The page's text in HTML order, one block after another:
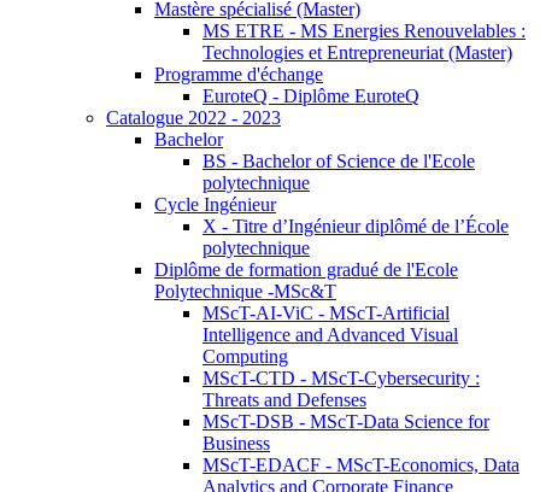
Mastère spécialisé (Master)
MS ETRE - MS Energies Renouvelables :
Technologies et Entrepreneuriat (Master)
Programme d'échange
EuroteQ - Diplôme EuroteQ
Catalogue 2022 - 2023
Bachelor
BS - Bachelor of Science de l'Ecole
polytechnique
Cycle Ingénieur
X - Titre d’Ingénieur diplômé de l’École
polytechnique
Diplôme de formation gradué de l'Ecole
Polytechnique -MSc&T
MScT-AI-ViC - MScT-Artificial
Intelligence and Advanced Visual
Computing
MScT-CTD - MScT-Cybersecurity :
Threats and Defenses
MScT-DSB - MScT-Data Science for
Business
MScT-EDACF - MScT-Economics, Data
Analytics and Corporate Finance